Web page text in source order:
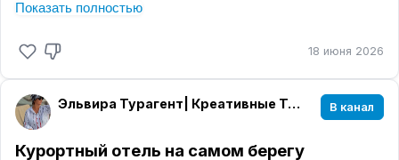
🏠WORABURI PHUKET RESORT & SPA 4⭐️
📅 10 ноя, 🌙 11 + 1нч
🏷️ 253 239 руб
🗓 2 сентября, 7 ночей, вылет из Уфы
💰 109 756 ₽
Показать полностью
18 июня 2026
Эльвира Турагент| Креативные Туры| Уфа🌏✈️🌴 В канал
Курортный отель на самом берегу